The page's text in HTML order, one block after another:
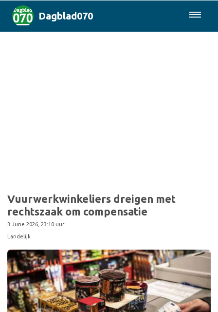
Dagblad070
Vuurwerkwinkeliers dreigen met
rechtszaak om compensatie
3 June 2026, 23:10 uur
Landelijk